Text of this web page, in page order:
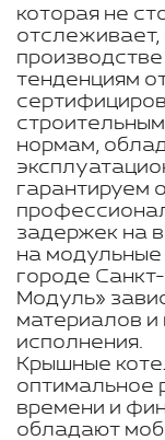
которая не
отслеживает,
тенденциям
нормам,
гарантируем
задержек на
на
городе
Модуль»
материалов и
исполнения.
Крышные
оптимальное
времени и
обладают